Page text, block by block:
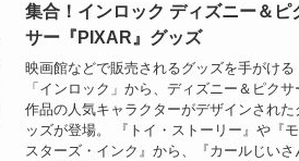
集合！インロック ディズニー＆ピ
サー『PIXAR』グッズ
映画館などで販売されるグッズを手がける
「インロック」から、ディズニー＆ピクサ
作品の人気キャラクターがデザインされた
ッズが登場。 『トイ・ストーリー』や『
スターズ・インク』から、『カールじいさ